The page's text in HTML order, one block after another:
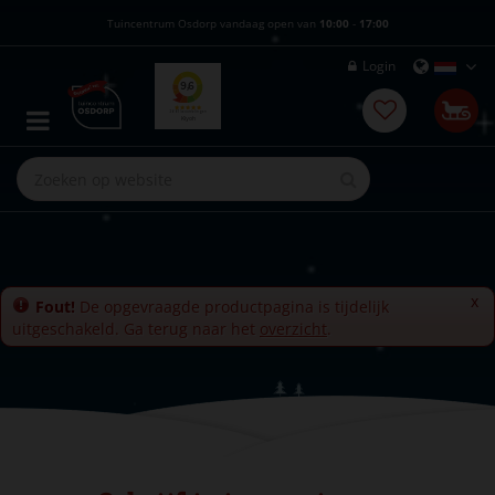
Tuincentrum Osdorp vandaag open van 10:00 - 17:00
Login
x
Fout! De opgevraagde productpagina is tijdelijk
uitgeschakeld. Ga terug naar het overzicht